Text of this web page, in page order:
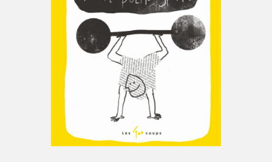
Espace enseignant·e·s
Espace pro